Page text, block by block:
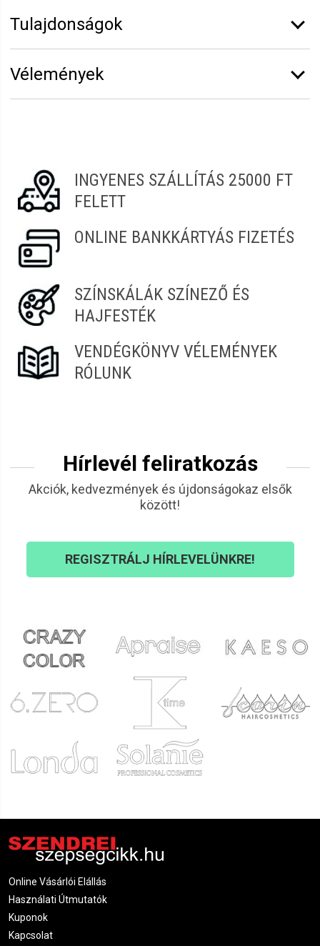
Tulajdonságok
Vélemények
INGYENES SZÁLLÍTÁS 25000 FT
FELETT
ONLINE BANKKÁRTYÁS FIZETÉS
SZÍNSKÁLÁK SZÍNEZŐ ÉS
HAJFESTÉK
VENDÉGKÖNYV VÉLEMÉNYEK
RÓLUNK
Hírlevél feliratkozás
Akciók, kedvezmények és újdonságokaz elsők
között!
REGISZTRÁLJ HÍRLEVELÜNKRE!
Online Vásárlói Elállás
Használati Útmutatók
Kuponok
Kapcsolat